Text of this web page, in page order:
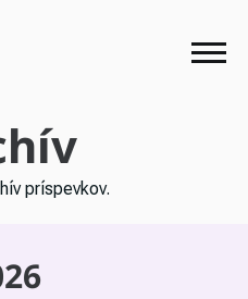
príspevkov.